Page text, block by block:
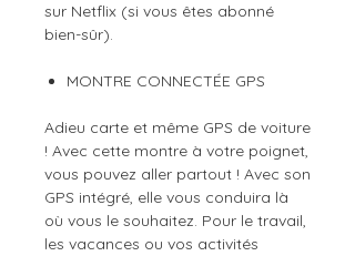
sur Netflix (si vous êtes abonné
bien-sûr).
MONTRE CONNECTÉE GPS
Adieu carte et même GPS de voiture
! Avec cette montre à votre poignet,
vous pouvez aller partout ! Avec son
GPS intégré, elle vous conduira là
où vous le souhaitez. Pour le travail,
les vacances ou vos activités